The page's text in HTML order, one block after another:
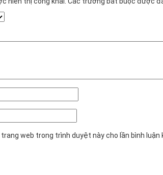
web trong trình duyệt này cho lần bình luận